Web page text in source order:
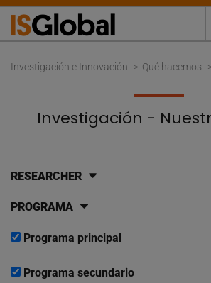
Investigación e Innovación Qué hacemos
Investigación -
RESEARCHER
PROGRAMA
Programa principal
Programa secundario